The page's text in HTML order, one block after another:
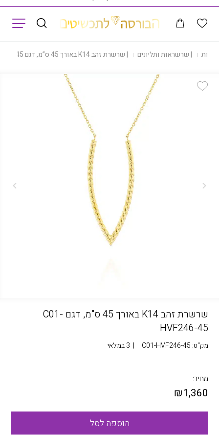
חנות |שרשראות ותליונים |שרשרת זהב K14 באורך 45 ס”מ, דגם C01-HVF246-45
שרשרת זהב K14 באורך 45 ס"מ, דגם C01-
HVF246-45
מק"ט: C01-HVF246-45
| 3 במלאי
מחיר:
₪1,360
הוספה לסל